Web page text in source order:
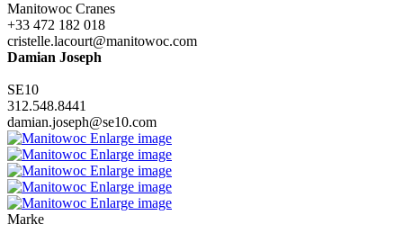
Manitowoc Cranes
+33 472 182 018
cristelle.lacourt@manitowoc.com
Damian Joseph
SE10
312.548.8441
damian.joseph@se10.com
Enlarge image
Enlarge image
Enlarge image
Enlarge image
Enlarge image
Marke